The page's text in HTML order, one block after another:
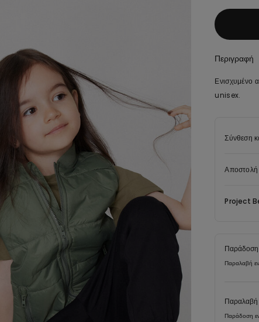
Περιγραφή
Ενισχυμένο
unisex.
Σύνθεση
Αποστολή
Project
Παράδοση
Παραλαβή
Παραλαβή
Παράδοση